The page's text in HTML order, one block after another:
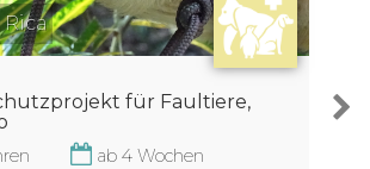
Rica
für Faultiere,
ab 4 Wochen